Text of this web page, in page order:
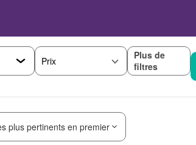
Prix
Plus de
filtres
plus pertinents en premier